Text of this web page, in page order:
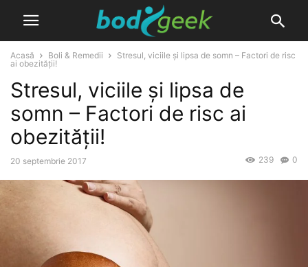
Acasă Boli & Remedii
Stresul, viciile și lipsa de somn – Factori de risc
ai obezității!
Stresul, viciile și lipsa de
somn – Factori de risc ai
obezității!
20 septembrie 2017 0
239